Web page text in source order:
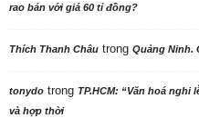
rao bán với giá 60 tỉ đồng?
Thích Thanh Châu trong Quảng Ninh.
tonydo trong TP.HCM: “Văn hoá nghi
và hợp thời